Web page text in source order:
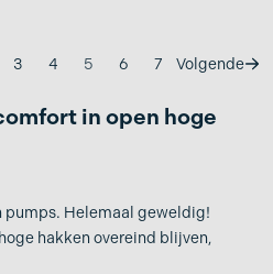
3 4 5 6 7 Volgende
in open hoge
pumps. Helemaal geweldig!
hakken overeind blijven,